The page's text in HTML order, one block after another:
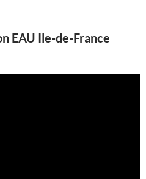
EAU Ile-de-France